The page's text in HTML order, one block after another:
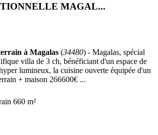
MAGAL...
à Magalas (34480) - Magalas, spécial
villa de 3 ch, bénéficiant d'un espace de
lumineux, la cuisine ouverte équipée d'un
+ maison 266600€ ...
660 m²